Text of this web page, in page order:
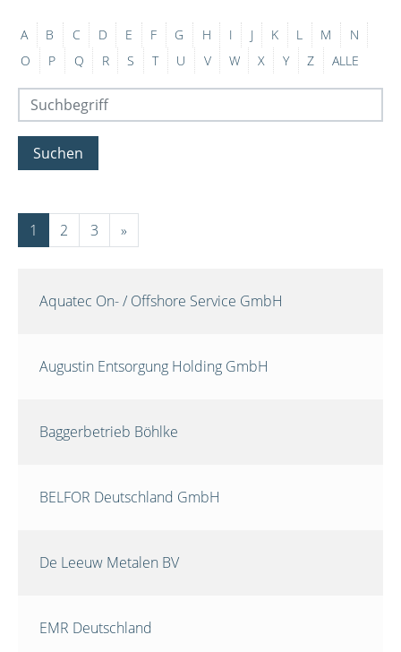
A B C D E F G H I J K L M
N
O
P Q R S T U V W X Y Z ALLE
Suchen
1 2 3 »
Aquatec On- / Offshore Service GmbH
Augustin Entsorgung Holding GmbH
Baggerbetrieb Böhlke
BELFOR Deutschland GmbH
De Leeuw Metalen BV
EMR Deutschland